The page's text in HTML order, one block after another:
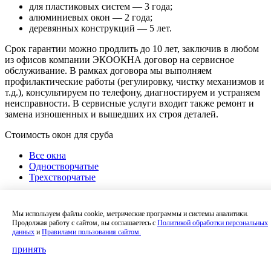
для пластиковых систем — 3 года;
алюминиевых окон — 2 года;
деревянных конструкций — 5 лет.
Срок гарантии можно продлить до 10 лет, заключив в любом
из офисов компании ЭКООКНА договор на сервисное
обслуживание. В рамках договора мы выполняем
профилактические работы (регулировку, чистку механизмов и
т.д.), консультируем по телефону, диагностируем и устраняем
неисправности. В сервисные услуги входит также ремонт и
замена изношенных и вышедших их строя деталей.
Стоимость окон для сруба
Все окна
Одностворчатые
Трехстворчатые
850x1450 мм
Мы используем файлы cookie, метрические программы и системы аналитики.
Продолжая работу с сайтом, вы соглашаетесь с Политикой обработки персональных
данных и Правилами пользования сайтом.
принять